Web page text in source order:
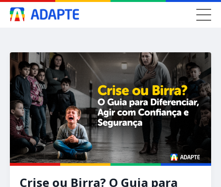
Crise ou Birra? O Guia para